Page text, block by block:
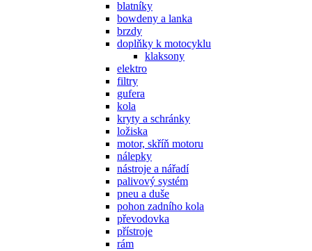
blatníky
bowdeny a lanka
brzdy
doplňky k motocyklu
klaksony
elektro
filtry
gufera
kola
kryty a schránky
ložiska
motor, skříň motoru
nálepky
nástroje a nářadí
palivový systém
pneu a duše
pohon zadního kola
převodovka
přístroje
rám